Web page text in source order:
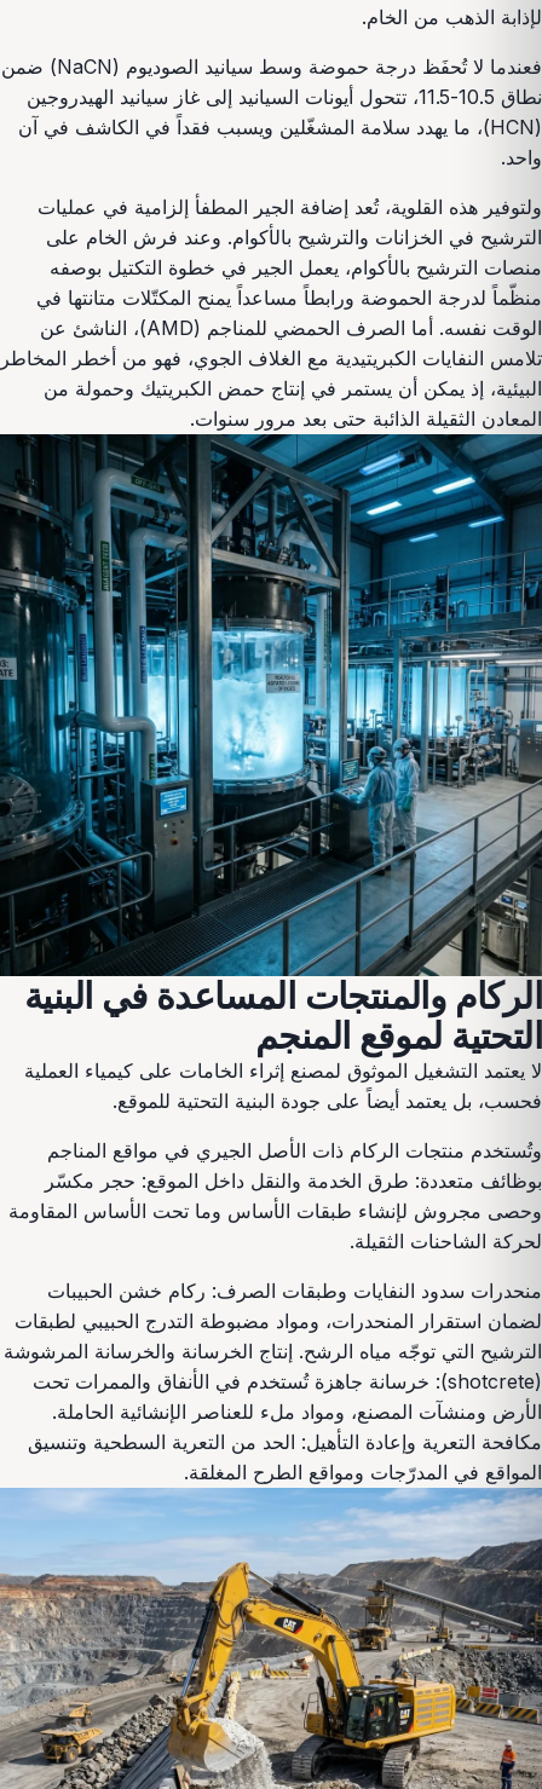
لإذابة الذهب من الخام.
فعندما لا تُحفَظ درجة حموضة وسط سيانيد الصوديوم (NaCN) ضمن
نطاق 10.5-11.5، تتحول أيونات السيانيد إلى غاز سيانيد الهيدروجين
(HCN)، ما يهدد سلامة المشغّلين ويسبب فقداً في الكاشف في آن
واحد.
ولتوفير هذه القلوية، تُعد إضافة الجير المطفأ إلزامية في عمليات
الترشيح في الخزانات والترشيح بالأكوام. وعند فرش الخام على
منصات الترشيح بالأكوام، يعمل الجير في خطوة التكتيل بوصفه
منظّماً لدرجة الحموضة ورابطاً مساعداً يمنح المكتّلات متانتها في
الوقت نفسه. أما الصرف الحمضي للمناجم (AMD)، الناشئ عن
تلامس النفايات الكبريتيدية مع الغلاف الجوي، فهو من أخطر المخاطر
البيئية، إذ يمكن أن يستمر في إنتاج حمض الكبريتيك وحمولة من
المعادن الثقيلة الذائبة حتى بعد مرور سنوات.
الركام والمنتجات المساعدة في البنية
التحتية لموقع المنجم
لا يعتمد التشغيل الموثوق لمصنع إثراء الخامات على كيمياء العملية
فحسب، بل يعتمد أيضاً على جودة البنية التحتية للموقع.
وتُستخدم منتجات الركام ذات الأصل الجيري في مواقع المناجم
بوظائف متعددة: طرق الخدمة والنقل داخل الموقع: حجر مكسّر
وحصى مجروش لإنشاء طبقات الأساس وما تحت الأساس المقاومة
لحركة الشاحنات الثقيلة.
منحدرات سدود النفايات وطبقات الصرف: ركام خشن الحبيبات
لضمان استقرار المنحدرات، ومواد مضبوطة التدرج الحبيبي لطبقات
الترشيح التي توجّه مياه الرشح. إنتاج الخرسانة والخرسانة المرشوشة
(shotcrete): خرسانة جاهزة تُستخدم في الأنفاق والممرات تحت
الأرض ومنشآت المصنع، ومواد ملء للعناصر الإنشائية الحاملة.
مكافحة التعرية وإعادة التأهيل: الحد من التعرية السطحية وتنسيق
المواقع في المدرّجات ومواقع الطرح المغلقة.